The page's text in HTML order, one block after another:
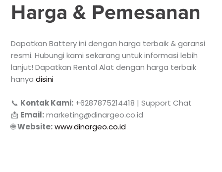
Harga & Pemesanan
Dapatkan Battery ini dengan harga terbaik & garansi
resmi. Hubungi kami sekarang untuk informasi lebih
lanjut! Dapatkan Rental Alat dengan harga terbaik
hanyadisini
📞 Kontak Kami: +6287875214418 | Support Chat
📩 Email:marketing@dinargeo.co.id
🌐Website: www.dinargeo.co.id